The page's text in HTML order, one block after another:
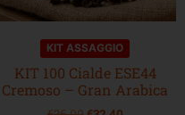
KIT ASSAGGIO
KIT 100 Cialde ESE44
Cremoso – Gran Arabica